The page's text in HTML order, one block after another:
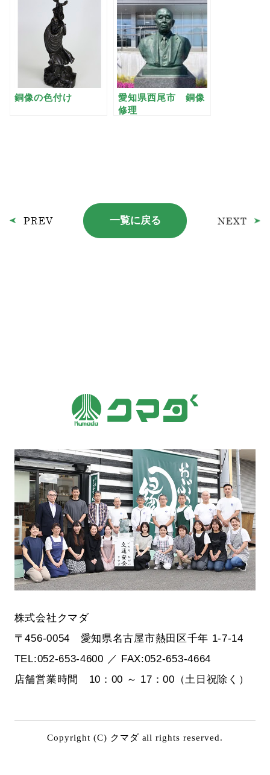
銅像の色付け
愛知県西尾市 銅像
修理
一覧に戻る
株式会社クマダ
〒456-0054 愛知県名古屋市熱田区千年 1-7-14
TEL:052-653-4600 ／ FAX:052-653-4664
店舗営業時間 10：00 ～ 17：00（土日祝除く）
Copyright (C) クマダ all rights reserved.